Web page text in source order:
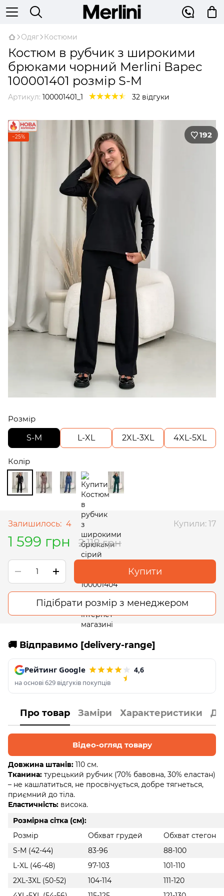
Одяг Костюми
Костюм в рубчик з широкими
брюками чорний Merlini Варес
100001401 розмір S-M
Артикул: 100001401_1 32 відгуки
−25% 192
Розмір
S-M
L-XL 2XL-3XL 4XL-5XL
Колір
Залишилось: 4 Купили: 17
1 599 грн 2 118 грн
Купити
Підібрати розмір з менеджером
🚚 Відправимо [delivery-range]
Рейтинг Google 4,6
на основі 629 відгуків покупців
Про товар Заміри Характеристики
Відео-огляд товару
Довжина штанів: 110 см.
Тканина: турецький рубчик (70% бавовна, 30% еластан)
– не кашлатиться, не просвічується, добре тягнеться,
приємний до тіла.
Еластичність: висока.
Розмірна сітка (см):
Розмір
Обхват грудей
Обхват стегон
S-M (42-44)
83-96
88-100
L-XL (46-48)
97-103
101-110
2XL-3XL (50-52)
104-114
111-120